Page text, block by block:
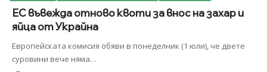
ЕС въвежда отново квоти за внос на захар и
яйца от Украйна
Европейската комисия обяви в понеделник (1 юли), че двете
суровини вече няма…